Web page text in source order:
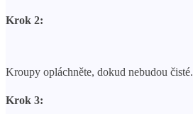
Krok 2:
Kroupy opláchněte, dokud nebudou čisté.
Krok 3: